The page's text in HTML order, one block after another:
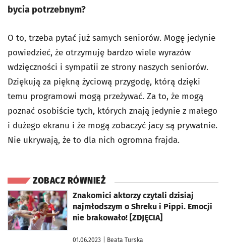
bycia potrzebnym?
O to, trzeba pytać już samych seniorów. Mogę jedynie
powiedzieć, że otrzymuję bardzo wiele wyrazów
wdzięczności i sympatii ze strony naszych seniorów.
Dziękują za piękną życiową przygodę, którą dzięki
temu programowi mogą przeżywać. Za to, że mogą
poznać osobiście tych, których znają jedynie z małego
i dużego ekranu i że mogą zobaczyć jacy są prywatnie.
Nie ukrywają, że to dla nich ogromna frajda.
ZOBACZ RÓWNIEŻ
Znakomici aktorzy czytali dzisiaj
najmłodszym o Shreku i Pippi. Emocji
nie brakowało! [ZDJĘCIA]
01.06.2023 | Beata Turska
otworzy się w nowej karcie